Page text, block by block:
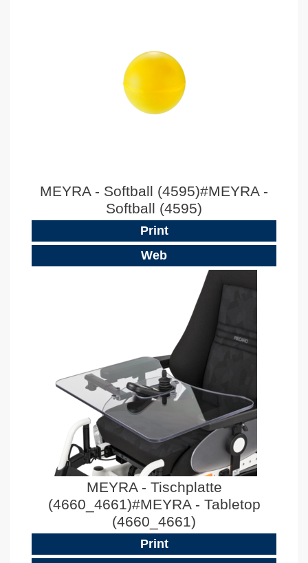
MEYRA - Softball (4595)#MEYRA -
Softball (4595)
Print
Web
MEYRA - Tischplatte
(4660_4661)#MEYRA - Tabletop
(4660_4661)
Print